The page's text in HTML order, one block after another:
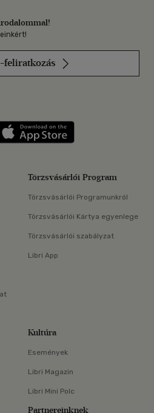
ona LinkedInen
applikáció Szerezd meg: Google
Törzsvásárlói Program
Törzsvásárlói Programunkról
Törzsvásárlói Kártya egyenlege
Törzsvásárlói szabályzat
Libri App
Kultúra
Események
Libri Magazin
Libri Mini Polc
Partnereinknek